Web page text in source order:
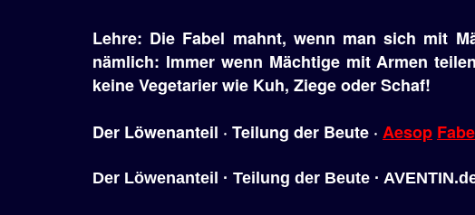
Lehre: Die Fabel mahnt, wenn man sich mit
nämlich: Immer wenn Mächtige mit Armen
keine Vegetarier wie Kuh, Ziege oder Schaf!
Der Löwenanteil · Teilung der Beute · Aesop
Der Löwenanteil · Teilung der Beute ·